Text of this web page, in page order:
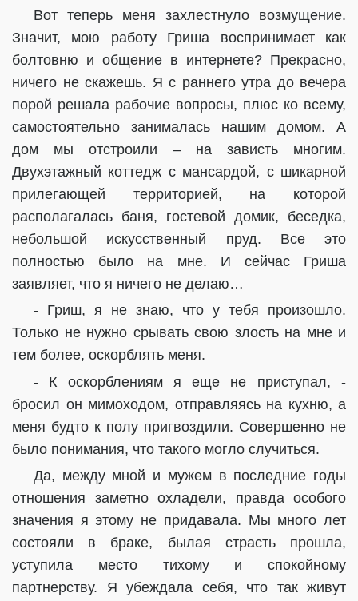
Вот теперь меня захлестнуло возмущение.
Значит, мою работу Гриша воспринимает как
болтовню и общение в интернете? Прекрасно,
ничего не скажешь. Я с раннего утра до вечера
порой решала рабочие вопросы, плюс ко всему,
самостоятельно занималась нашим домом. А
дом мы отстроили – на зависть многим.
Двухэтажный коттедж с мансардой, с шикарной
прилегающей территорией, на которой
располагалась баня, гостевой домик, беседка,
небольшой искусственный пруд. Все это
полностью было на мне. И сейчас Гриша
заявляет, что я ничего не делаю…
- Гриш, я не знаю, что у тебя произошло.
Только не нужно срывать свою злость на мне и
тем более, оскорблять меня.
- К оскорблениям я еще не приступал, -
бросил он мимоходом, отправляясь на кухню, а
меня будто к полу пригвоздили. Совершенно не
было понимания, что такого могло случиться.
Да, между мной и мужем в последние годы
отношения заметно охладели, правда особого
значения я этому не придавала. Мы много лет
состояли в браке, былая страсть прошла,
уступила место тихому и спокойному
партнерству. Я убеждала себя, что так живут